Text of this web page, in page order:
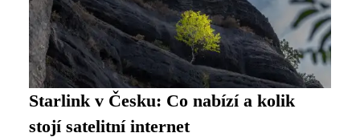
Starlink v Česku: Co nabízí a kolik
stojí satelitní internet